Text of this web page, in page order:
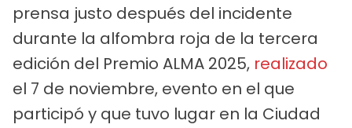
prensa justo después del incidente
durante la alfombra roja de la tercera
edición del Premio ALMA 2025, realizado
el 7 de noviembre, evento en el que
participó y que tuvo lugar en la Ciudad